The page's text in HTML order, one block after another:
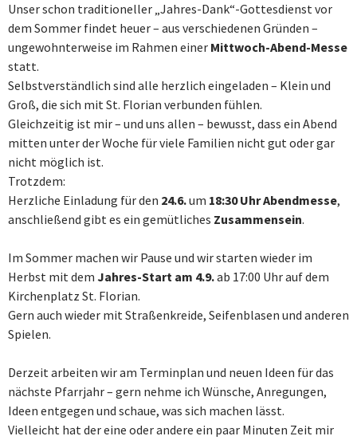
Unser schon traditioneller „Jahres-Dank“-Gottesdienst vor
dem Sommer findet heuer – aus verschiedenen Gründen –
ungewohnterweise im Rahmen einer Mittwoch-Abend-Messe
statt.
Selbstverständlich sind alle herzlich eingeladen – Klein und
Groß, die sich mit St. Florian verbunden fühlen.
Gleichzeitig ist mir – und uns allen – bewusst, dass ein Abend
mitten unter der Woche für viele Familien nicht gut oder gar
nicht möglich ist.
Trotzdem:
Herzliche Einladung für den 24.6.um 18:30 Uhr Abendmesse,
anschließend gibt es ein gemütliches Zusammensein.
Im Sommer machen wir Pause und wir starten wieder im
Herbst mit dem Jahres-Start am 4.9.ab 17:00 Uhr auf dem
Kirchenplatz St. Florian.
Gern auch wieder mit Straßenkreide, Seifenblasen und anderen
Spielen.
Derzeit arbeiten wir am Terminplan und neuen Ideen für das
nächste Pfarrjahr – gern nehme ich Wünsche, Anregungen,
Ideen entgegen und schaue, was sich machen lässt.
Vielleicht hat der eine oder andere ein paar Minuten Zeit mir